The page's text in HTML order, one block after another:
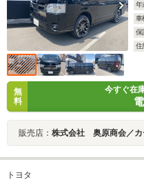
年
車
保
住
無
料
今すぐ在
販売店： 株式会社 奥原商会／カー
トヨタ